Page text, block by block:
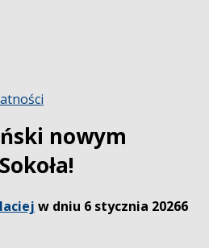
nowym
w dniu 6 stycznia 20266